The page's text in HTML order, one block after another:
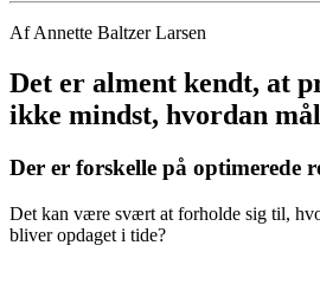
Af Annette Baltzer Larsen
Det er alment kendt, at
ikke mindst, hvordan
Der er forskelle på optimerede
Det kan være svært at forholde sig til,
bliver opdaget i tide?